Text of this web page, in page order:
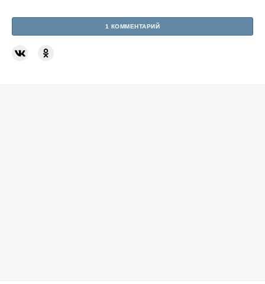
1 КОММЕНТАРИЙ